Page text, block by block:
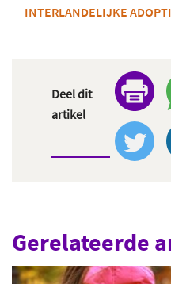
INTERLANDELIJKE
Deel dit
artikel
Gerelateerde